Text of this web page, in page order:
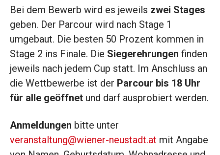
Bei dem Bewerb wird es jeweils zwei Stages
geben. Der Parcour wird nach Stage 1
umgebaut. Die besten 50 Prozent kommen in
Stage 2 ins Finale. Die Siegerehrungen finden
jeweils nach jedem Cup statt. Im Anschluss an
die Wettbewerbe ist der Parcour bis 18 Uhr
für alle geöffnet und darf ausprobiert werden.
Anmeldungen bitte unter
veranstaltung@wiener-neustadt.at mit Angabe